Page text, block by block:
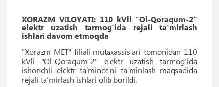
XORAZM VILOYATI: 110 kVli "Ol-Qoraqum-2"
elektr uzatish tarmog‘ida rejali ta’mirlash
ishlari davom etmoqda
"Xorazm MET" filiali mutaxassislari tomonidan 110
kVli "Ol-Qoraqum-2" elektr uzatish tarmog‘ida
ishonchli elektr ta’minotini ta’minlash maqsadida
rejali ta’mirlash ishlari olib borildi.